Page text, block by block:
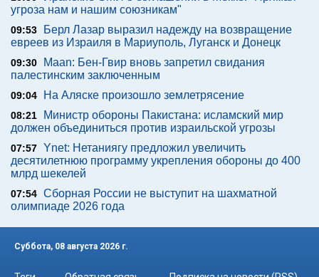
угроза нам и нашим союзникам"
09:53
Берл Лазар выразил надежду на возвращение
евреев из Израиля в Мариуполь, Луганск и Донецк
09:30
Maan: Бен-Гвир вновь запретил свидания
палестинским заключенным
09:04 На Аляске произошло землетрясение
08:21
Министр обороны Пакистана: исламский мир
должен объединиться против израильской угрозы
07:57 Ynet: Нетаниягу предложил увеличить
десятилетнюю программу укрепления обороны до 400
млрд шекелей
07:54 Сборная России не выступит на шахматной
олимпиаде 2026 года
Суббота, 08 августа 2026 г.